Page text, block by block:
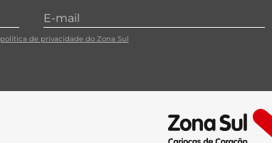
política de privacidade do Zona Sul